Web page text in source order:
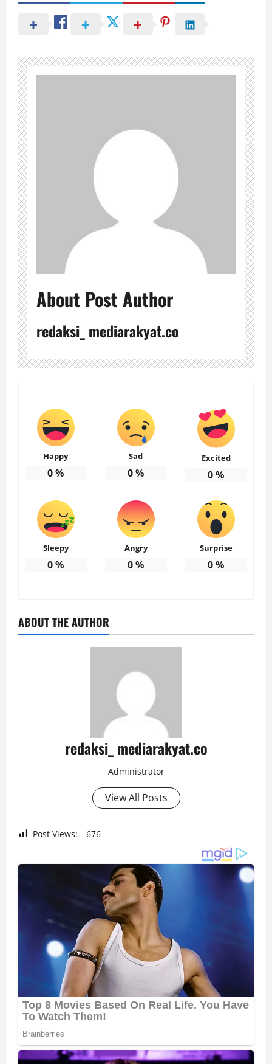
About Post Author
redaksi_ mediarakyat.co
Happy
0%
Sad
0%
Excited
0%
Sleepy
0%
Angry
0%
Surprise
0%
ABOUT THE AUTHOR
redaksi_ mediarakyat.co
Administrator
View All Posts
Post Views: 676